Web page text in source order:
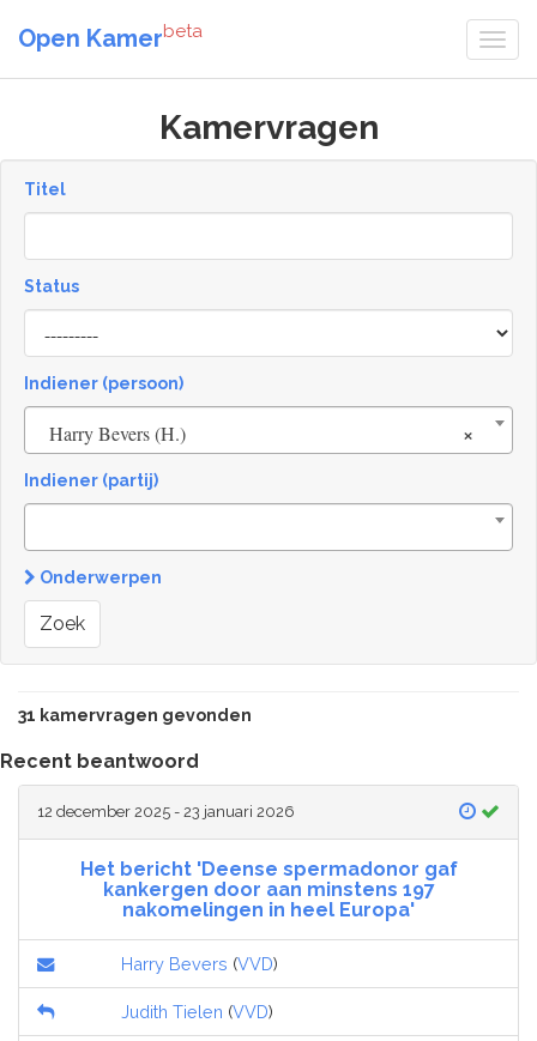
Open Kamerbeta
Kamervragen
Titel
Status
[invalid
name]
Indiener (persoon)
×
Harry Bevers (H.)
Indiener (partij)
Onderwerpen
Zoek
31 kamervragen gevonden
Recent beantwoord
12 december 2025 - 23 januari 2026
Het bericht 'Deense spermadonor gaf
kankergen door aan minstens 197
nakomelingen in heel Europa'
Harry Bevers (VVD)
Judith Tielen (VVD)